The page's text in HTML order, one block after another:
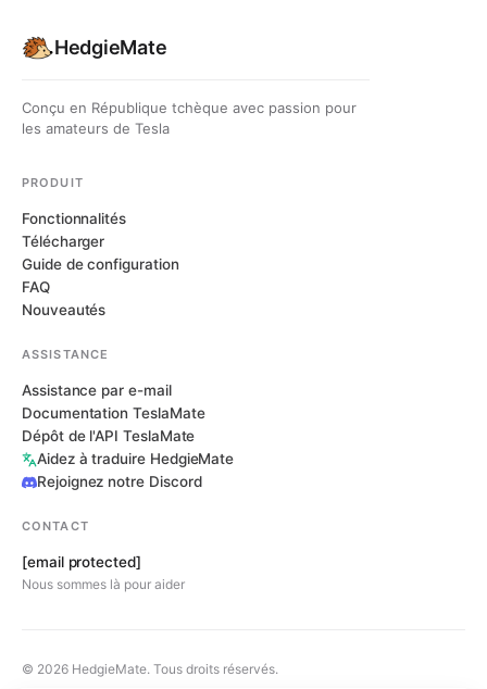
HedgieMate
Conçu en République tchèque avec passion pour
les amateurs de Tesla
PRODUIT
Fonctionnalités
Télécharger
Guide de configuration
FAQ
Nouveautés
ASSISTANCE
Assistance par e-mail
Documentation TeslaMate
Dépôt de l'API TeslaMate
Aidez à traduire HedgieMate
Rejoignez notre Discord
CONTACT
[email protected]
Nous sommes là pour aider
© 2026 HedgieMate. Tous droits réservés.